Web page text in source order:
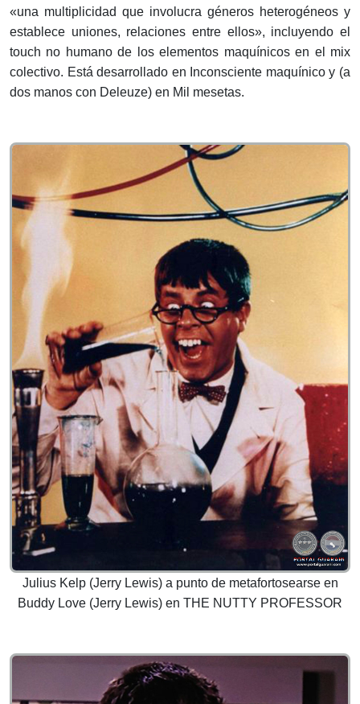
«una multiplicidad que involucra géneros heterogéneos y
establece uniones, relaciones entre ellos», incluyendo el
touch no humano de los elementos maquínicos en el mix
colectivo. Está desarrollado en Inconsciente maquínico y (a
dos manos con Deleuze) en Mil mesetas.
Julius Kelp (Jerry Lewis) a punto de metafortosearse en
Buddy Love (Jerry Lewis) en THE NUTTY PROFESSOR